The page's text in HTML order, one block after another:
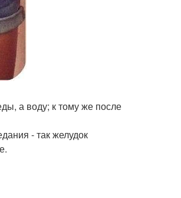
а воду; к тому же после
- так желудок